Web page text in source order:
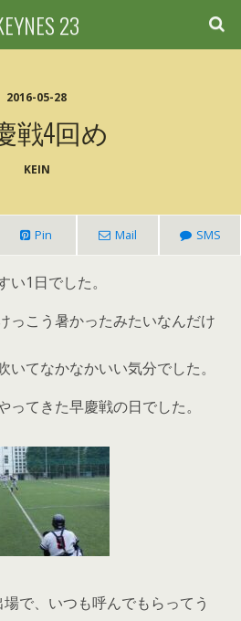
23
2016-05-28
戦4回め
KEIN
Pin Mail SMS
1日でした。
っこう暑かったみたいなんだけ
てなかなかいい気分でした。
てきた早慶戦の日でした。
で、いつも呼んでもらってう